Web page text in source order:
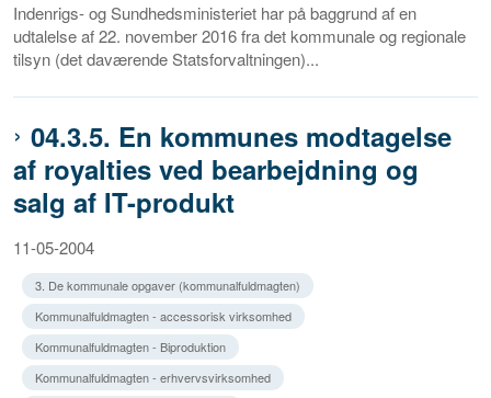
Indenrigs- og Sundhedsministeriet har på baggrund af en
udtalelse af 22. november 2016 fra det kommunale og regionale
tilsyn (det daværende Statsforvaltningen)...
04.3.5. En kommunes modtagelse
af royalties ved bearbejdning og
salg af IT-produkt
11-05-2004
3. De kommunale opgaver (kommunalfuldmagten)
Kommunalfuldmagten - accessorisk virksomhed
Kommunalfuldmagten - Biproduktion
Kommunalfuldmagten - erhvervsvirksomhed